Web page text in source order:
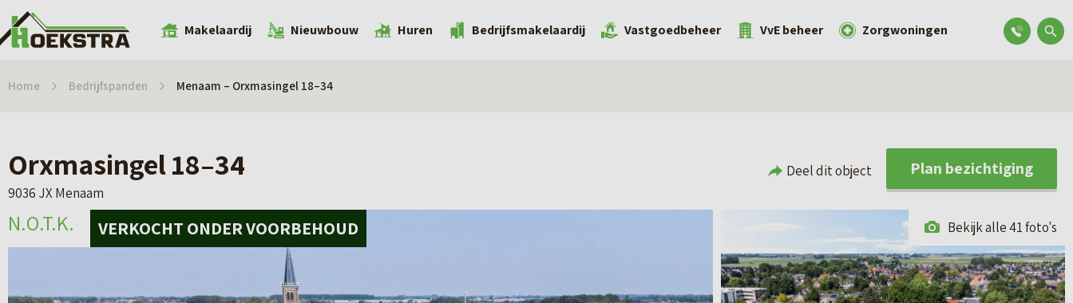
Makelaardij Nieuwbouw Huren Bedrijfsmakelaardij Vastgoedbeheer VvE beheer Zorgwoningen
Home Bedrijfspanden Menaam – Orxmasingel 18–34
Orxmasingel 18–34
9036 JX Menaam
Deel dit object Plan bezichtiging
N.O.T.K.
N.O.T.K. VERKOCHT ONDER VOORBEHOUD Bekijk alle 41 foto's